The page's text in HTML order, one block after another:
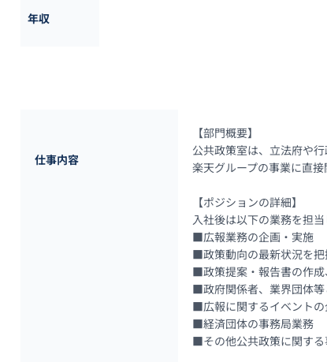
年収
仕事内容
【部門概要】
公共政策室は、立法府や
楽天グループの事業に直
【ポジションの詳細】
入社後は以下の業務を担当
■広報業務の企画・実施
■政策動向の最新状況を把
■政策提案・報告書の作
■政府関係者、業界団体
■広報に関するイベントの
■経済団体の事務局業務
■その他公共政策に関する